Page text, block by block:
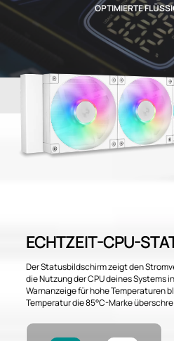
OPTIMIERTE
ECHTZEIT-CPU-
Der Statusbildschirm zeigt den
die Nutzung der CPU deines Systems
Warnanzeige für hohe Temperaturen
Temperatur die 85°C-Marke